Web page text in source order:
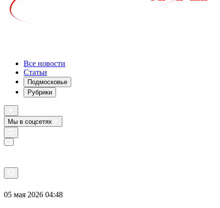
Все новости
Статьи
Подмосковье
Рубрики
Мы в соцсетях
05 мая 2026 04:48